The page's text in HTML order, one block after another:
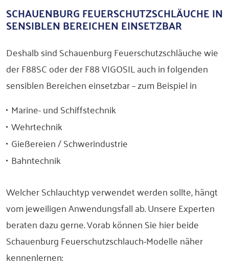
SCHAUENBURG FEUERSCHUTZSCHLÄUCHE IN
SENSIBLEN BEREICHEN EINSETZBAR
Deshalb sind Schauenburg Feuerschutzschläuche wie
der F88SC oder der F88 VIGOSIL auch in folgenden
sensiblen Bereichen einsetzbar – zum Beispiel in
Marine- und Schiffstechnik
Wehrtechnik
Gießereien / Schwerindustrie
Bahntechnik
Welcher Schlauchtyp verwendet werden sollte, hängt
vom jeweiligen Anwendungsfall ab. Unsere Experten
beraten dazu gerne. Vorab können Sie hier beide
Schauenburg Feuerschutzschlauch-Modelle näher
kennenlernen: